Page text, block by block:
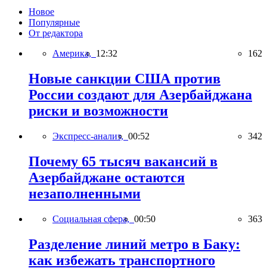
Новое
Популярные
От редактора
Америка, 12:32 162
Новые санкции США против
России создают для Азербайджана
риски и возможности
Экспресс-анализ, 00:52 342
Почему 65 тысяч вакансий в
Азербайджане остаются
незаполненными
Социальная сфера, 00:50 363
Разделение линий метро в Баку:
как избежать транспортного